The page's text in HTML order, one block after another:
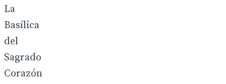
La
Basílica
del
Sagrado
Corazón